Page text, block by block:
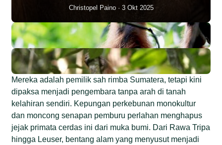
Christopel Paino 3 Okt 2025
Mereka adalah pemilik sah rimba Sumatera, tetapi kini
dipaksa menjadi pengembara tanpa arah di tanah
kelahiran sendiri. Kepungan perkebunan monokultur
dan moncong senapan pemburu perlahan menghapus
jejak primata cerdas ini dari muka bumi. Dari Rawa Tripa
hingga Leuser, bentang alam yang menyusut menjadi